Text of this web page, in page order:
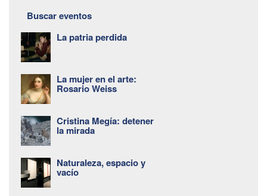
Buscar eventos
La patria perdida
La mujer en el arte:
Rosario Weiss
Cristina Megía: detener
la mirada
Naturaleza, espacio y
vacío